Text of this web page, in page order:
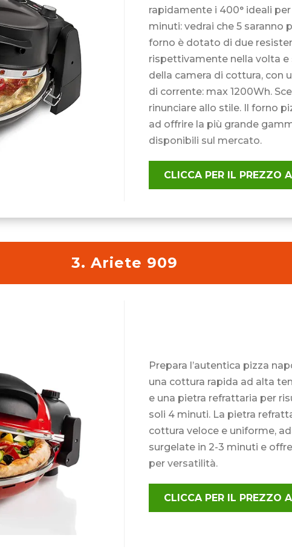
rapidamente i 400° ideali
minuti: vedrai che 5 saranno
forno è dotato di due
rispettivamente nella volta
della camera di cottura, con
di corrente: max 1200Wh.
rinunciare allo stile. Il forno
ad offrire la più grande
disponibili sul mercato.
CLICCA PER IL PREZZO
3. Ariete 909
Prepara l’autentica pizza
una cottura rapida ad alta
e una pietra refrattaria per
soli 4 minuti. La pietra
cottura veloce e uniforme,
surgelate in 2-3 minuti e
per versatilità.
CLICCA PER IL PREZZO